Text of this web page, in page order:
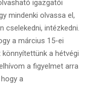
igazgatói
mindenki olvassa el,
cselekedni, intézkedni.
a március 15-ei
a hétvégi
a figyelmet arra
a